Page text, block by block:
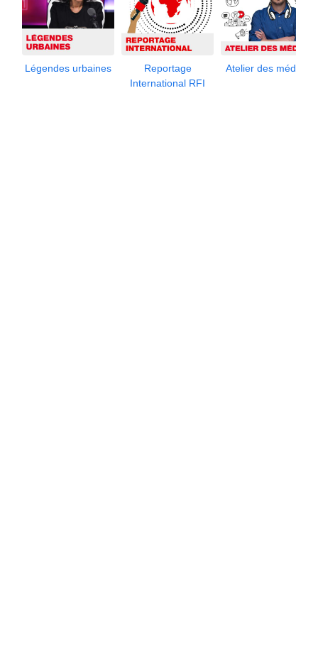
Légendes urbaines
Reportage
International RFI
Atelier des médias